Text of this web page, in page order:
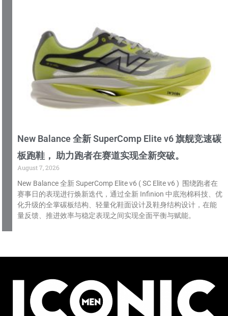
New Balance 全新 SuperComp Elite v6 旗舰竞速碳
板跑鞋， 助力跑者在赛道实现全新突破。
August 7, 2026
New Balance 全新 SuperComp Elite v6 ( SC Elite v6 ) 围绕跑者在
赛事日的表现进行焕新迭代，通过全新 Infinion 中底泡棉科技、优
化升级的全掌碳板结构、轻量化鞋面设计及鞋身结构设计，在能
量反馈、推进效率与稳定表现之间实现全面平衡与赋能。